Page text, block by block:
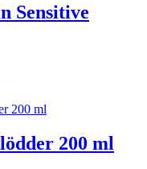
Sensitive
200 ml